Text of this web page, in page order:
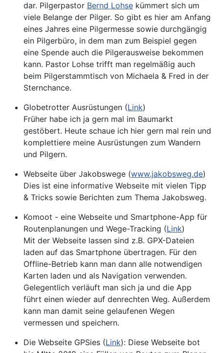
dar. Pilgerpastor Bernd Lohse kümmert sich um
viele Belange der Pilger. So gibt es hier am Anfang
eines Jahres eine Pilgermesse sowie durchgängig
ein Pilgerbüro, in dem man zum Beispiel gegen
eine Spende auch die Pilgerausweise bekommen
kann. Pastor Lohse trifft man regelmäßig auch
beim Pilgerstammtisch von Michaela & Fred in der
Sternchance.
Globetrotter Ausrüstungen (Link)
Früher habe ich ja gern mal im Baumarkt
gestöbert. Heute schaue ich hier gern mal rein und
komplettiere meine Ausrüstungen zum Wandern
und Pilgern.
Webseite über Jakobswege (www.jakobsweg.de)
Dies ist eine informative Webseite mit vielen Tipp
& Tricks sowie Berichten zum Thema Jakobsweg.
Komoot - eine Webseite und Smartphone-App für
Routenplanungen und Wege-Tracking (Link)
Mit der Webseite lassen sind z.B. GPX-Dateien
laden auf das Smartphone übertragen. Für den
Offline-Betrieb kann man dann alle notwendigen
Karten laden und als Navigation verwenden.
Gelegentlich verläuft man sich ja und die App
führt einen wieder auf denrechten Weg. Außerdem
kann man damit seine gelaufenen Wegen
vermessen und speichern.
Die Webseite GPSies (Link): Diese Webseite bot